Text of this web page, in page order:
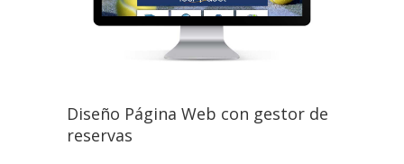
Diseño Página Web con gestor de
reservas